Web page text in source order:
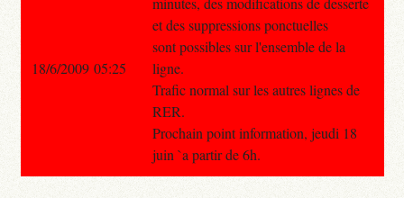
et des suppressions ponctuelles
sont possibles sur l'ensemble de la
ligne.
Trafic normal sur les autres lignes de
RER.
Prochain point information, jeudi 18
juin `a partir de 6h.
18/6/2009 05:25